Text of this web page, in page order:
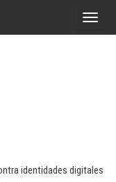
A
l
identidades digitales